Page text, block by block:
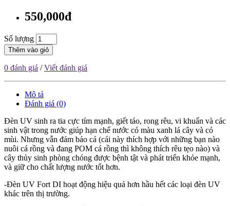
550,000đ
Số lượng
Thêm vào giỏ
0 đánh giá /Viết đánh giá
Mô tả
Đánh giá (0)
Đèn UV sinh ra tia cực tím mạnh, giết tảo, rong rêu, vi khuẩn và các
sinh vật trong nước giúp hạn chế nước có màu xanh lá cây và có
mùi. Nhưng vẫn đảm bảo cá (cái này thích hợp với những bạn nào
nuôi cá rồng và đang POM cá rồng thì không thích rêu tẹo nào) và
cây thủy sinh phòng chóng được bệnh tật và phát triển khỏe mạnh,
và giữ cho chất lượng nước tốt hơn.
-Đèn UV Fort DI hoạt động hiệu quả hơn hầu hết các loại đèn UV
khác trên thị trường.